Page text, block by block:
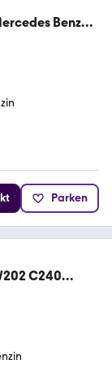
Benz
W202 ...
Parken
C240